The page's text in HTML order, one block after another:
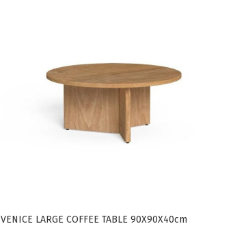
VENICE LARGE COFFEE TABLE 90X90X40cm